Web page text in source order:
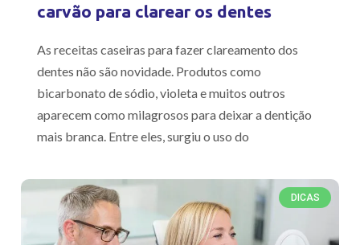
carvão para clarear os dentes
As receitas caseiras para fazer clareamento dos
dentes não são novidade. Produtos como
bicarbonato de sódio, violeta e muitos outros
aparecem como milagrosos para deixar a dentição
mais branca. Entre eles, surgiu o uso do
DICAS